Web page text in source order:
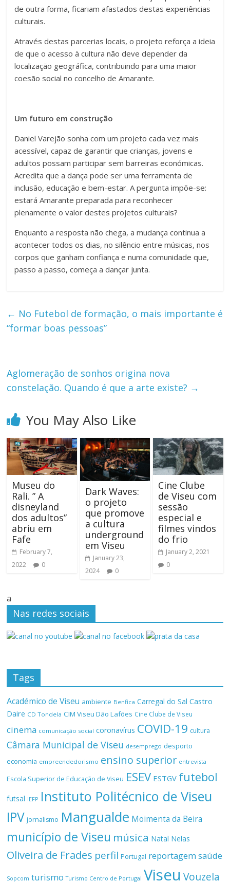
de outra forma, ficariam afastados destas experiências
culturais.
Através destas parcerias locais, o projeto reforça a ideia
de que o acesso à cultura não deve depender da
localização geográfica, contribuindo para uma maior
coesão social no concelho de Amarante.
Um futuro em construção
Daniel Varejão sonha com um projeto cada vez mais
acessível, capaz de garantir que crianças, jovens e
adultos possam participar sem barreiras económicas.
Acredita que a dança pode ser uma ferramenta de
inclusão, educação e bem-estar. A pergunta impõe-se:
estará Amarante preparada para reconhecer
plenamente o valor destes projetos culturais?
Enquanto a resposta não chega, a mudança continua a
acontecer todos os dias, no silêncio entre músicas, nos
corpos que ganham confiança e numa comunidade que,
passo a passo, começa a dançar junta.
← No Futebol de formação, o mais importante é
“formar boas pessoas”
Aglomeração de sonhos origina nova
constelação. Quando é que a arte existe? →
You May Also Like
Museu do
Rali. ” A
disneyland
dos adultos”
abriu em
Fafe
February 7,
2022
0
Dark Waves:
o projeto
que promove
a cultura
underground
em Viseu
January 23,
2024
0
Cine Clube
de Viseu com
sessão
especial e
filmes vindos
do frio
January 2, 2021
0
a
Nas redes sociais
Tags
Académico de Viseu ambiente Benfica Carregal do Sal Castro
Daire CD Tondela CIM Viseu Dão Lafões Cine Clube de Viseu
cinema comunicação social coronavírus COVID-19 cultura
Câmara Municipal de Viseu desemprego desporto
economia empreendedorismo ensino superior entrevista
Escola Superior de Educação de Viseu ESEV ESTGV futebol
futsal IEFP Instituto Politécnico de Viseu
IPV jornalismo Mangualde Moimenta da Beira
município de Viseu música Natal Nelas
Oliveira de Frades perfil Portugal reportagemsaúde
Sopcom turismo Turismo Centro de Portugal Viseu Vouzela